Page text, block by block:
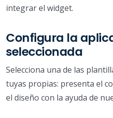
integrar el widget.
Configura la
seleccionada
Selecciona una de las
tuyas propias: presenta el
el diseño con la ayuda de